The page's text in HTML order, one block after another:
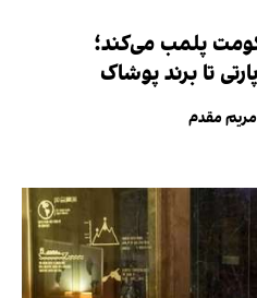
پلمب می‌کند؛
تا برند پوشاک
مریم مقدم